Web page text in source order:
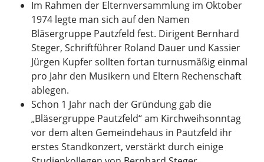
Im Rahmen der Elternversammlung im Oktober
1974 legte man sich auf den Namen
Bläsergruppe Pautzfeld fest. Dirigent Bernhard
Steger, Schriftführer Roland Dauer und Kassier
Jürgen Kupfer sollten fortan turnusmäßig einmal
pro Jahr den Musikern und Eltern Rechenschaft
ablegen.
Schon 1 Jahr nach der Gründung gab die
„Bläsergruppe Pautzfeld“ am Kirchweihsonntag
vor dem alten Gemeindehaus in Pautzfeld ihr
erstes Standkonzert, verstärkt durch einige